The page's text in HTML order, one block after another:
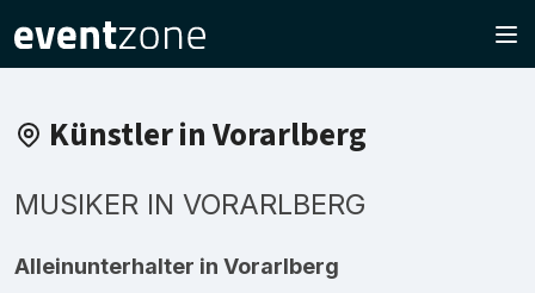
Künstler in Vorarlberg
MUSIKER IN VORARLBERG
Alleinunterhalter in Vorarlberg